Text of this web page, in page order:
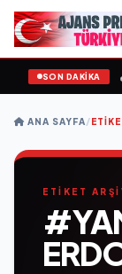
SON DAKİKA
ve Sektörün
ANA SAYFA/
ETİKET